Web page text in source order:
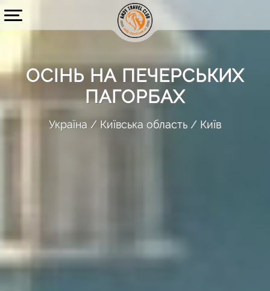
ОСІНЬ НА ПЕЧЕРСЬКИХ
ПАГОРБАХ
Україна Київська область Київ